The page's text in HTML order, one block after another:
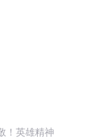
！英雄精神